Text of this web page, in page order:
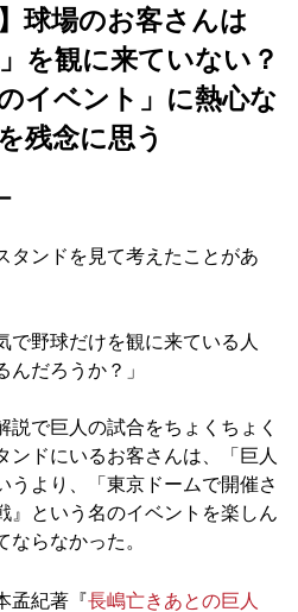
球場のお客さんは
を観に来ていない？
のイベント」に熱心な
残念に思う
ンドを見て考えたことがあ
で野球だけを観に来ている人
んだろうか？」
で巨人の試合をちょくちょく
ンドにいるお客さんは、「巨人
うより、「東京ドームで開催さ
』という名のイベントを楽しん
ならなかった。
孟紀著『長嶋亡きあとの巨人